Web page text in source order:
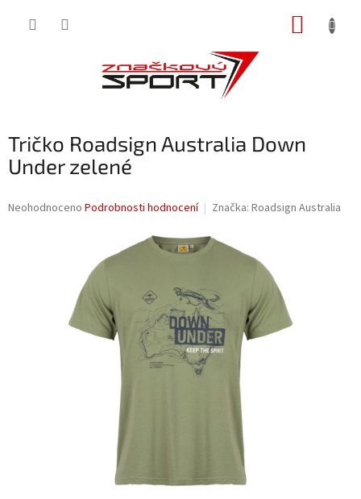
Tričko Roadsign Australia Down
Under zelené
Průměrné
Neohodnoceno Podrobnosti hodnocení Značka: Roadsign Australia